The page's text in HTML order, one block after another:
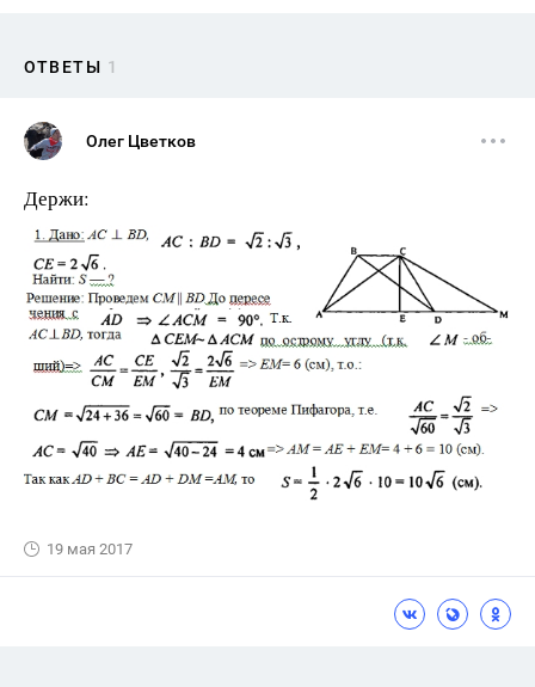
ОТВЕТЫ 1
Олег Цветков
Держи:
19 мая 2017